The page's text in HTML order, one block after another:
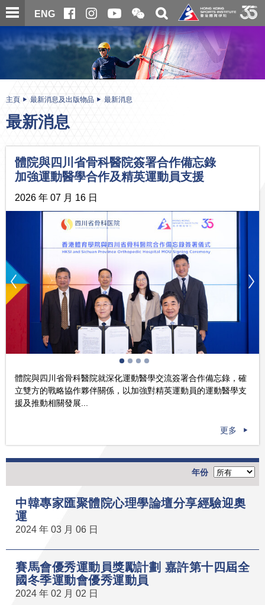
跳
至
內
ENG
開
合
微
信
二
維
碼
關
搜
尋
内
主頁 最新消息及出版物品 最新消息
最新消息
體院與四川省骨科醫院簽署合作備忘錄
加強運動醫學合作及精英運動員支援
2026 年 07 月 16 日
體院與四川省骨科醫院就深化運動醫學交流簽署合作備忘錄，確
立雙方的戰略協作夥伴關係，以加強對精英運動員的運動醫學支
援及推動相關發展...
更多
年份
中韓專家匯聚體院心理學論壇分享經驗迎奧
運
2024 年 03 月 06 日
賽馬會優秀運動員獎勵計劃 嘉許第十四屆全
國冬季運動會優秀運動員
2024 年 02 月 02 日